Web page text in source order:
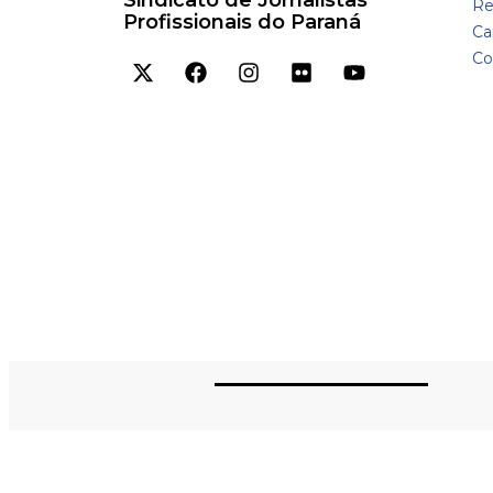
Profissionais do Paraná